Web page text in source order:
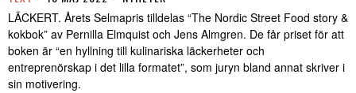
LÄCKERT. Årets Selmapris tilldelas “The Nordic Street Food story &
kokbok” av Pernilla Elmquist och Jens Almgren. De får priset för att
boken är “en hyllning till kulinariska läckerheter och
entreprenörskap i det lilla formatet”, som juryn bland annat skriver i
sin motivering.